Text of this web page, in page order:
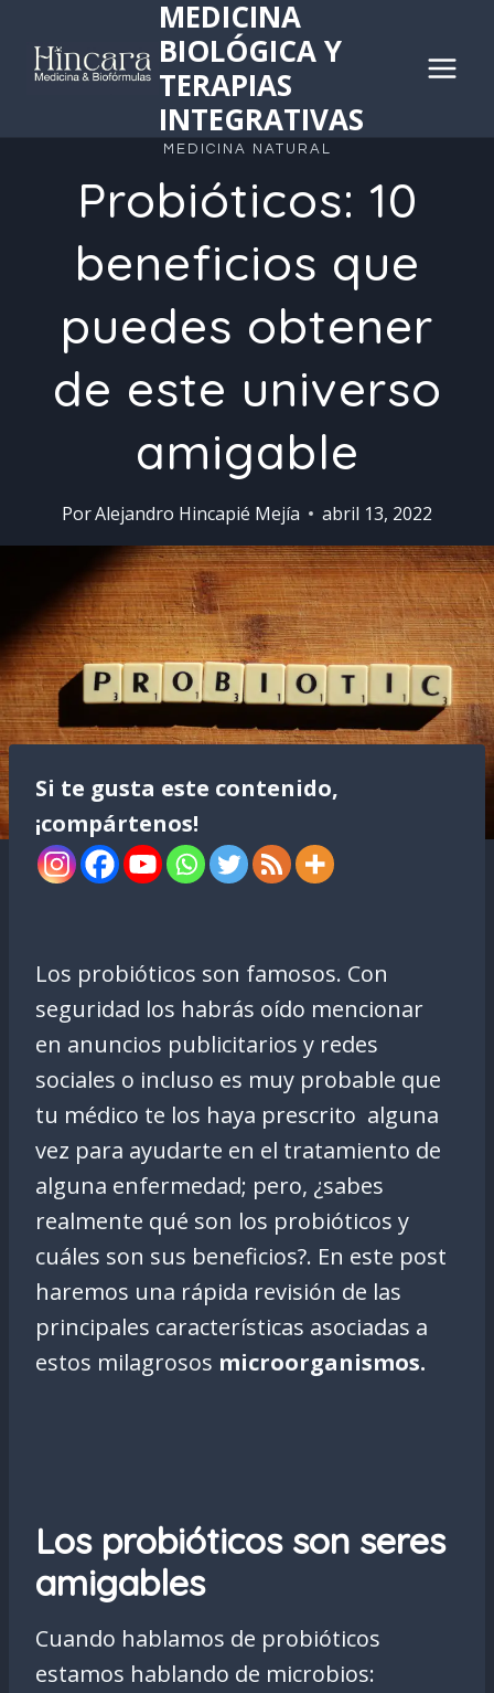
contenido
MEDICINA
BIOLÓGICA Y
TERAPIAS
INTEGRATIVAS
MEDICINA NATURAL
Probióticos: 10
beneficios que
puedes obtener
de este universo
amigable
PorAlejandro Hincapié Mejía abril 13, 2022
Si te gusta este contenido,
¡compártenos!
Los probióticos son famosos. Con
seguridad los habrás oído mencionar
en anuncios publicitarios y redes
sociales o incluso es muy probable que
tu médico te los haya prescrito alguna
vez para ayudarte en el tratamiento de
alguna enfermedad; pero, ¿sabes
realmente qué son los probióticos y
cuáles son sus beneficios?. En este post
haremos una rápida revisión de las
principales características asociadas a
estos milagrosos microorganismos.
Los probióticos son seres
amigables
Cuando hablamos de probióticos
estamos hablando de microbios: